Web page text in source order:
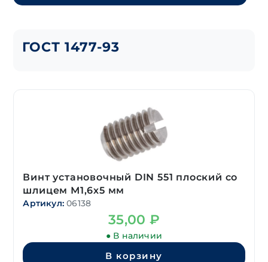
ГОСТ 1477-93
Винт установочный DIN 551 плоский со
шлицем М1,6х5 мм
Артикул: 06138
35,00 ₽
● В наличии
В корзину